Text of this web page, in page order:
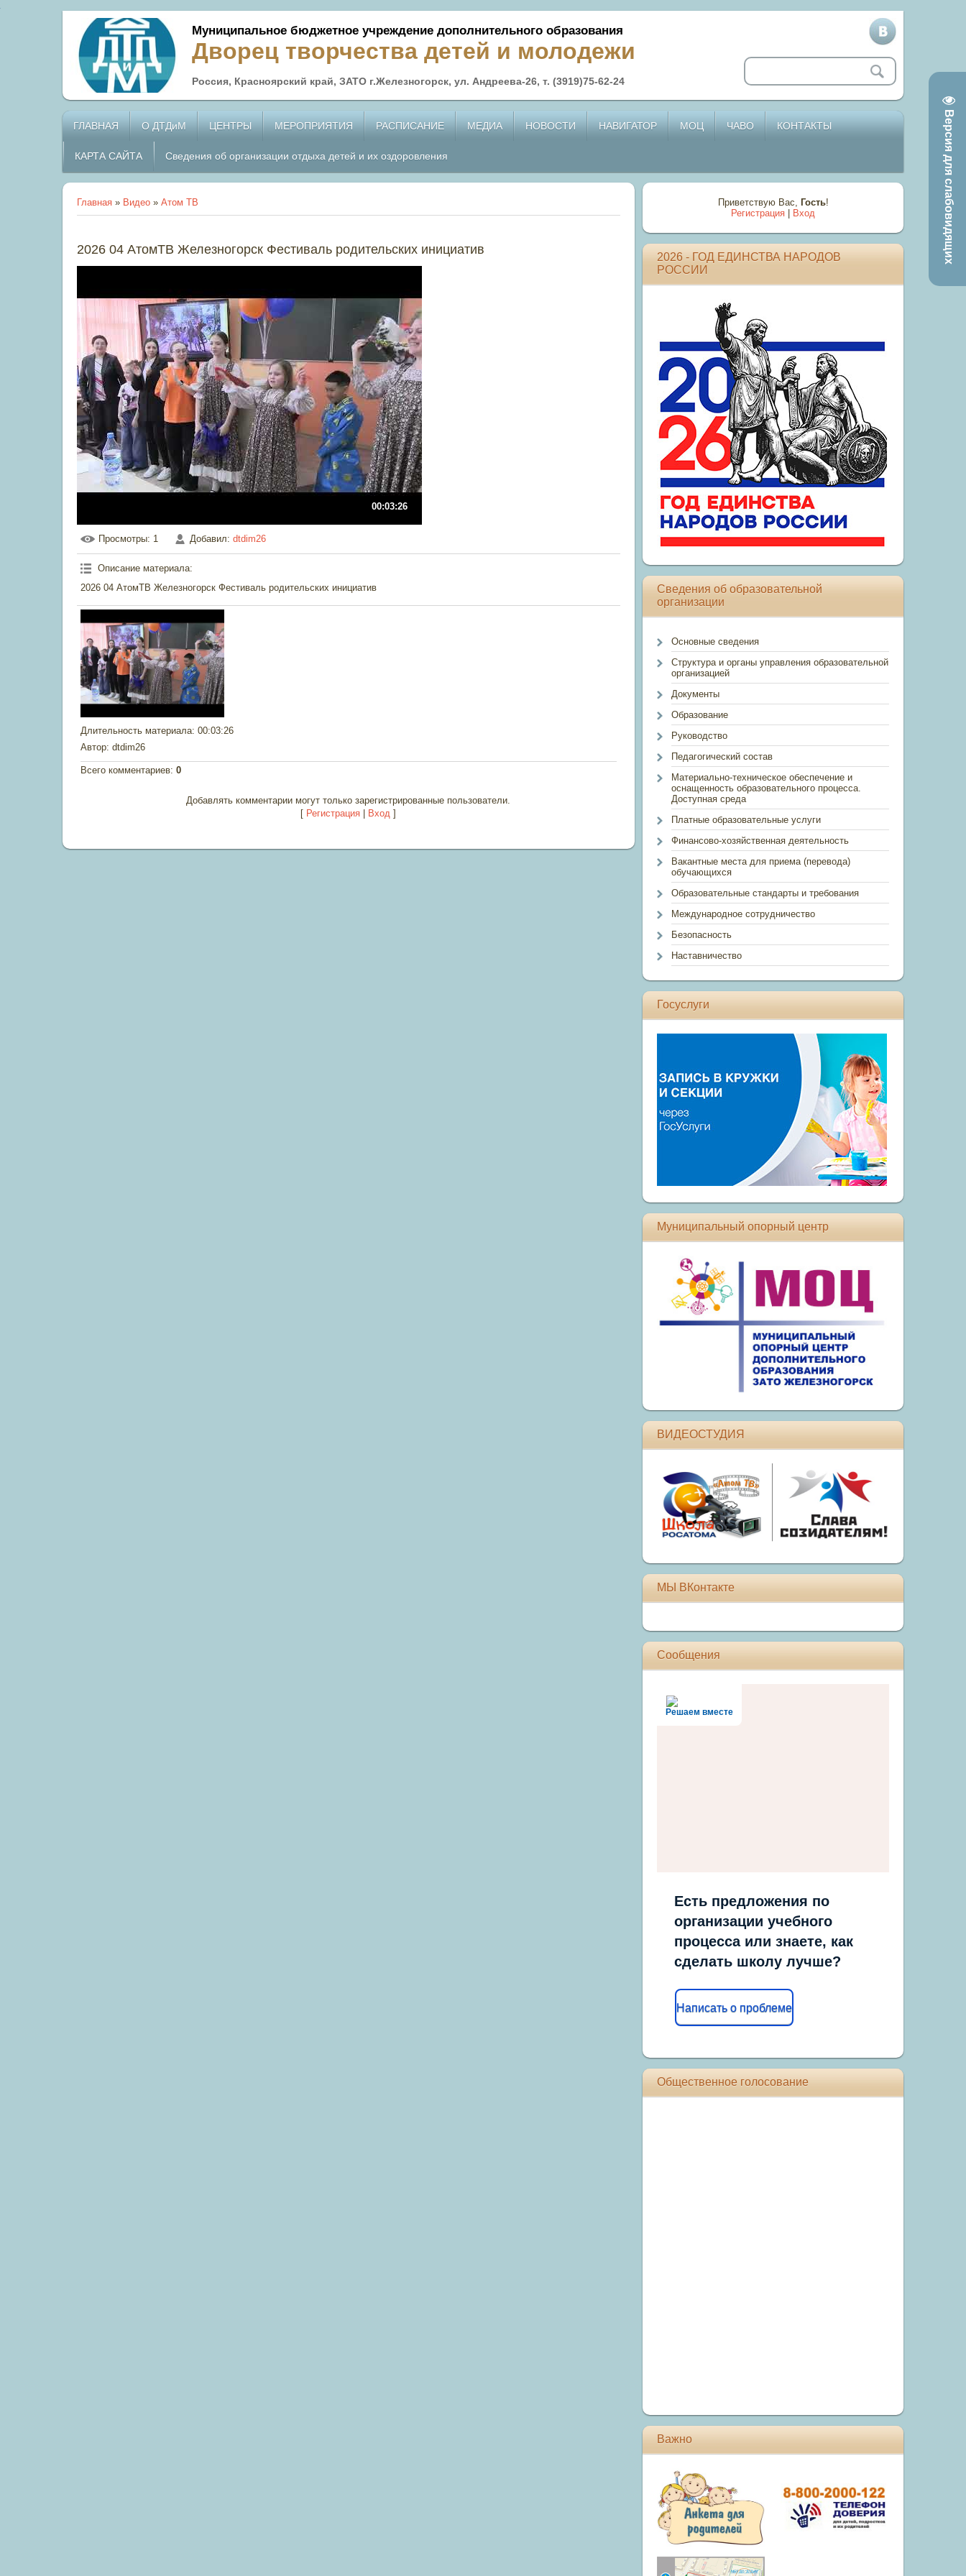
Версия для слабовидящих
Муниципальное бюджетное учреждение дополнительного образования
Дворец творчества детей и молодежи
Россия, Красноярский край, ЗАТО г.Железногорск, ул. Андреева-26, т. (3919)75-62-24
ГЛАВНАЯ О ДТДиМ ЦЕНТРЫ МЕРОПРИЯТИЯ РАСПИСАНИЕ МЕДИА НОВОСТИ НАВИГАТОР МОЦ ЧАВО КОНТАКТЫ
КАРТА САЙТА Сведения об организации отдыха детей и их оздоровления
Главная » Видео » Атом ТВ
2026 04 АтомТВ Железногорск Фестиваль родительских инициатив
00:03:26
Просмотры: 1 Добавил: dtdim26
Описание материала:
2026 04 АтомТВ Железногорск Фестиваль родительских инициатив
Длительность материала: 00:03:26
Автор: dtdim26
Всего комментариев: 0
Добавлять комментарии могут только зарегистрированные пользователи.
[ Регистрация Вход ]
Приветствую Вас, Гость!
Регистрация
Вход
2026 - ГОД ЕДИНСТВА НАРОДОВ
РОССИИ
Сведения об образовательной
организации
Основные сведения
Структура и органы управления образовательной
организацией
Документы
Образование
Руководство
Педагогический состав
Материально-техническое обеспечение и
оснащенность образовательного процесса.
Доступная среда
Платные образовательные услуги
Финансово-хозяйственная деятельность
Вакантные места для приема (перевода)
обучающихся
Образовательные стандарты и требования
Международное сотрудничество
Безопасность
Наставничество
Госуслуги
Муниципальный опорный центр
ВИДЕОСТУДИЯ
МЫ ВКонтакте
Сообщения
Решаем вместе
Есть предложения по
организации учебного
процесса или знаете, как
сделать школу лучше?
Написать о проблеме
Общественное голосование
Важно